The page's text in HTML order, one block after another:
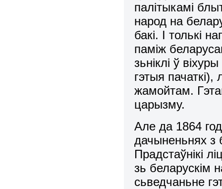
палітыкамі
народ на
бакі. І толькі
паміж
зьніклі ў
гэтыя пачаткі),
жамойтам.
царызму.
Але да 1864
дачыненьнях
Прадстаўнікі
зь
сьведчаньне